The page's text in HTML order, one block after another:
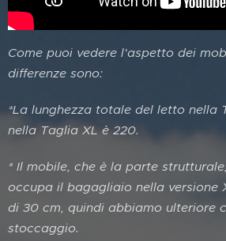
Come puoi vedere l'aspetto dei
differenze sono:
*La lunghezza totale del letto nella
nella Taglia XL è 220.
* Il mobile, che è la parte
occupa il bagagliaio nella versione
di 30 cm, quindi abbiamo ulteriore
stoccaggio.